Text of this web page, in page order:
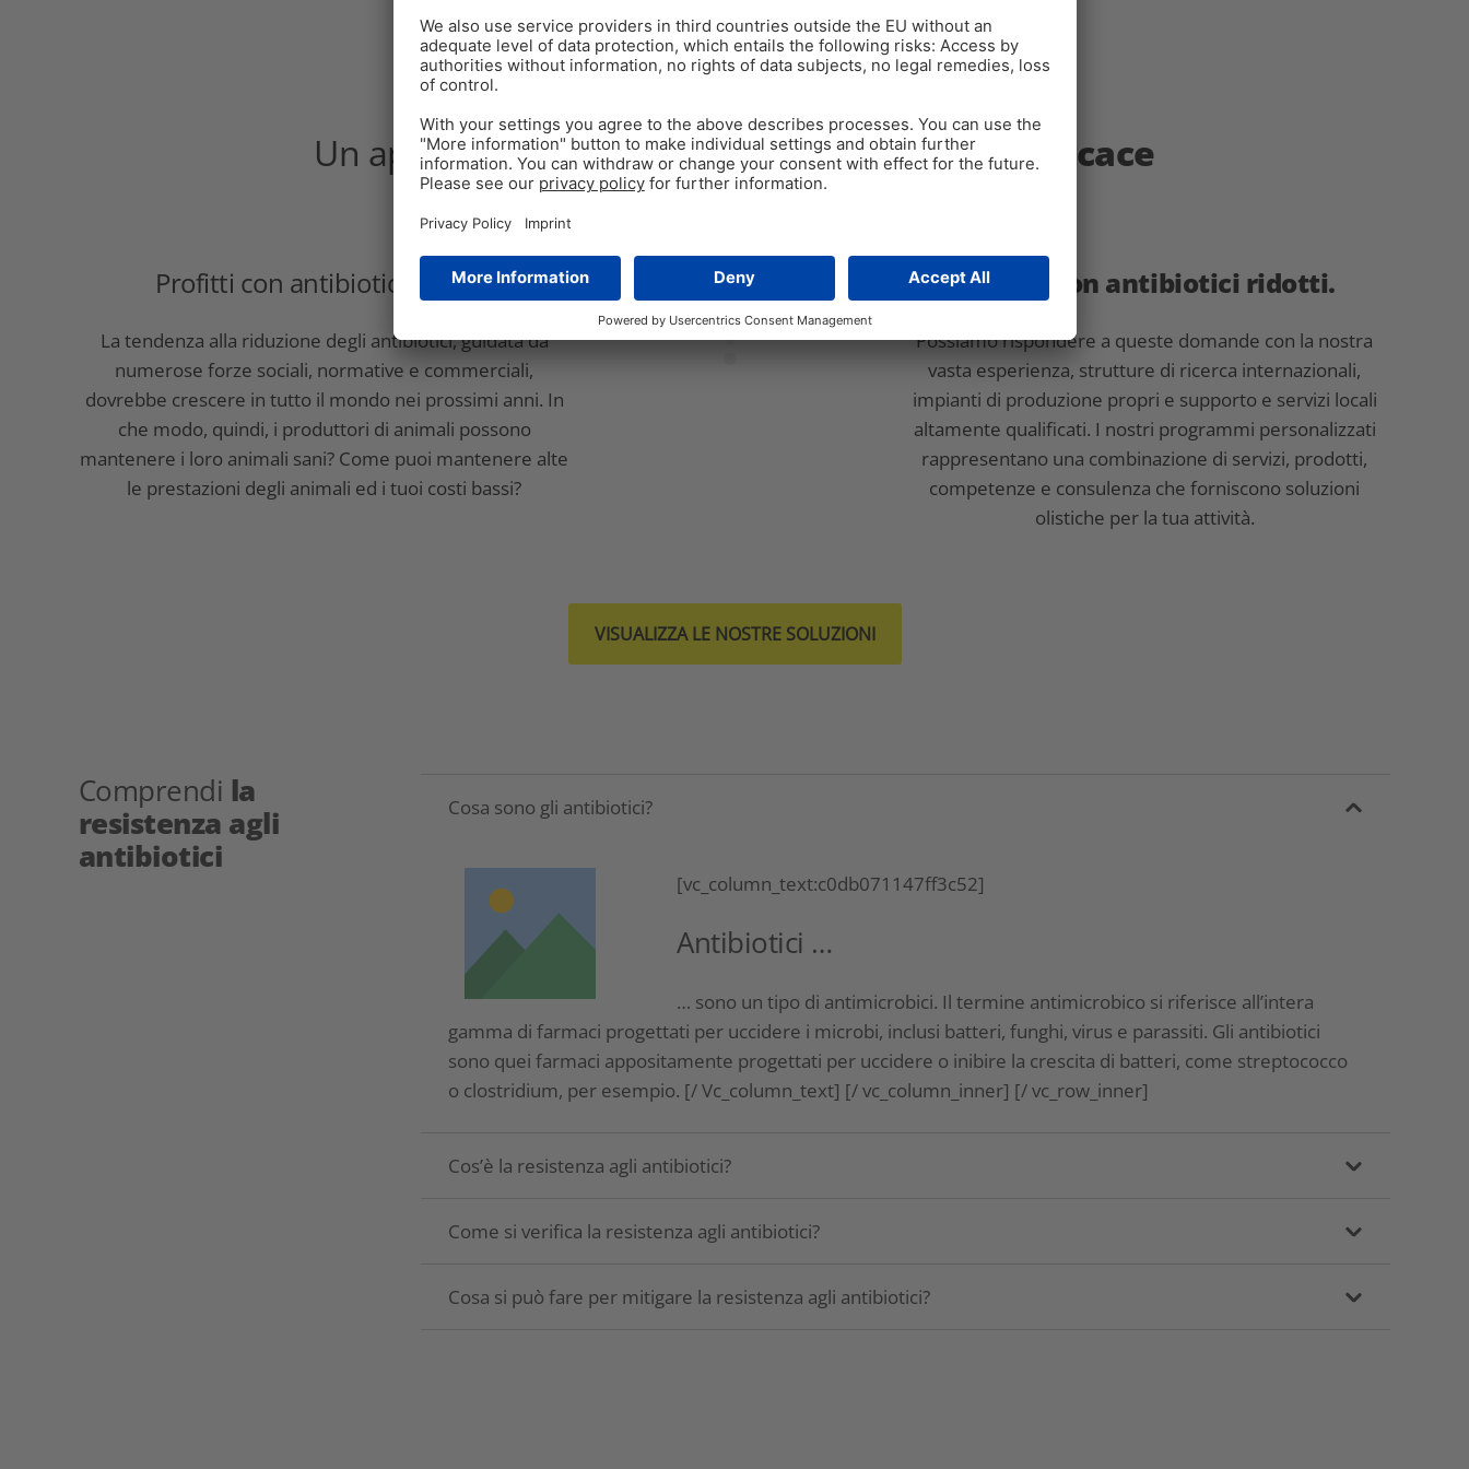
Un approccio integrato peruna produzione efficace
Profitti con antibiotici ridotti?
La tendenza alla riduzione degli antibiotici, guidata da
numerose forze sociali, normative e commerciali,
dovrebbe crescere in tutto il mondo nei prossimi anni. In
che modo, quindi, i produttori di animali possono
mantenere i loro animali sani? Come puoi mantenere alte
le prestazioni degli animali ed i tuoi costi bassi?
? Profitti con antibiotici ridotti.
Possiamo rispondere a queste domande con la nostra
vasta esperienza, strutture di ricerca internazionali,
impianti di produzione propri e supporto e servizi locali
altamente qualificati. I nostri programmi personalizzati
rappresentano una combinazione di servizi, prodotti,
competenze e consulenza che forniscono soluzioni
olistiche per la tua attività.
VISUALIZZA LE NOSTRE SOLUZIONI
Comprendi la
resistenza agli
antibiotici
Cosa sono gli antibiotici?
[vc_column_text:c0db071147ff3c52]
Antibiotici …
… sono un tipo di antimicrobici. Il termine antimicrobico si riferisce all’intera
gamma di farmaci progettati per uccidere i microbi, inclusi batteri, funghi, virus e parassiti. Gli antibiotici
sono quei farmaci appositamente progettati per uccidere o inibire la crescita di batteri, come streptococco
o clostridium, per esempio. [/ Vc_column_text] [/ vc_column_inner] [/ vc_row_inner]
Cos’è la resistenza agli antibiotici?
Come si verifica la resistenza agli antibiotici?
Cosa si può fare per mitigare la resistenza agli antibiotici?